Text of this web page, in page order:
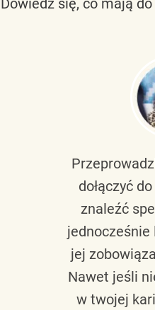
Dowiedz się, co mają
dołączyć
znaleźć
jej
Nawet jeśli
w twojej